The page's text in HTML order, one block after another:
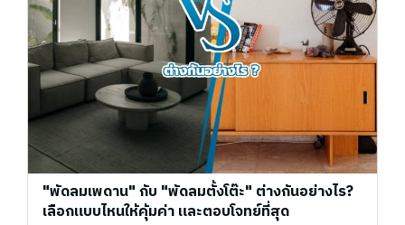
"พัดลมเพดาน" กับ "พัดลมตั้งโต๊ะ" ต่างกันอย่างไร?
เลือกแบบไหนให้คุ้มค่า และตอบโจทย์ที่สุด